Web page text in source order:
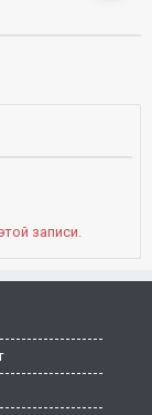
записи.